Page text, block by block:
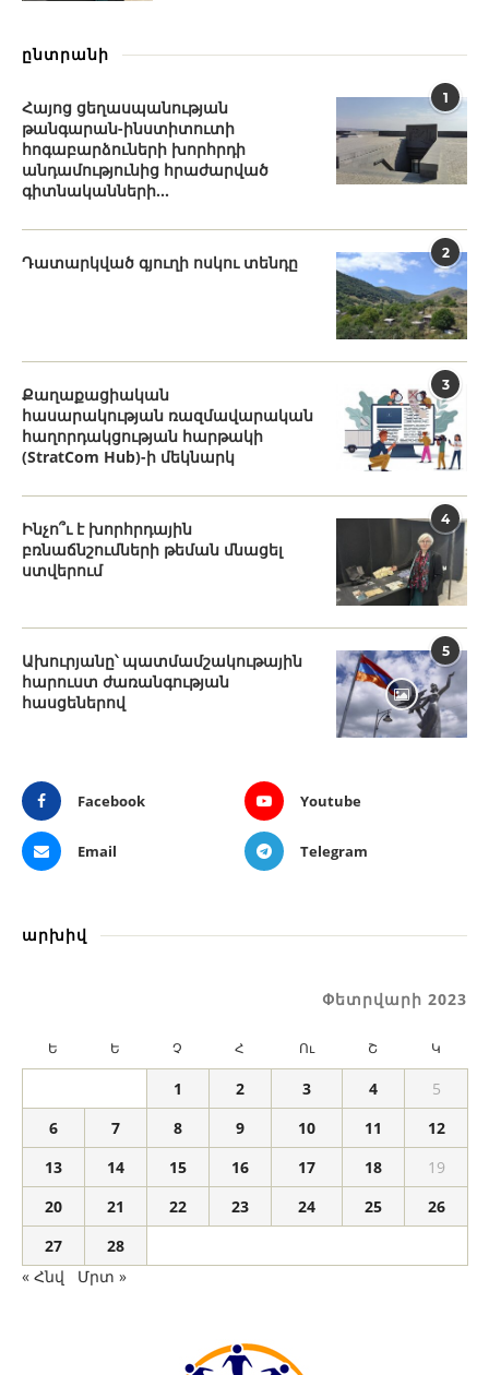
ընտրանի
1
Հայոց ցեղասպանության
թանգարան-ինստիտուտի
հոգաբարձուների խորհրդի
անդամությունից հրաժարված
գիտնականների...
2
Դատարկված գյուղի ոսկու տենդը
3
Քաղաքացիական
հասարակության ռազմավարական
հաղորդակցության հարթակի
(StratCom Hub)-ի մեկնարկ
4
Ինչո՞ւ է խորհրդային
բռնաճնշումների թեման մնացել
ստվերում
5
Ախուրյանը՝ պատմամշակութային
հարուստ ժառանգության
հասցեներով
Facebook Youtube
Email Telegram
արխիվ
Փետրվարի 2023
Ե Ե Չ Հ Ու Շ Կ
1 2 3 4
5
6
7 8 9 10 11
12
13
14 15 16 17 18
19
20
21 22 23 24 25
26
27
28
« Հնվ
Մրտ »